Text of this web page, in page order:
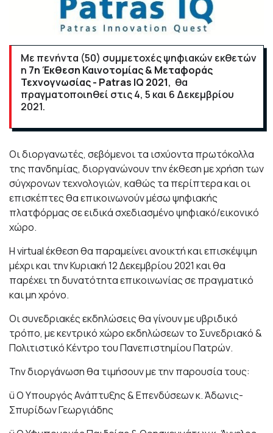
Με πενήντα (50) συμμετοχές ψηφιακών εκθετών
η 7η Έκθεση Καινοτομίας & Μεταφοράς
Τεχνογνωσίας - Patras IQ 2021, θα
πραγματοποιηθεί στις 4, 5 και 6 Δεκεμβρίου
2021.
Οι διοργανωτές, σεβόμενοι τα ισχύοντα πρωτόκολλα
της πανδημίας, διοργανώνουν την έκθεση με χρήση των
σύγχρονων τεχνολογιών, καθώς τα περίπτερα και οι
επισκέπτες θα επικοινωνούν μέσω ψηφιακής
πλατφόρμας σε ειδικά σχεδιασμένο ψηφιακό/εικονικό
χώρo.
Η virtual έκθεση θα παραμείνει ανοικτή και επισκέψιμη
μέχρι και την Κυριακή 12 Δεκεμβρίου 2021 και θα
παρέχει τη δυνατότητα επικοινωνίας σε πραγματικό
και μη χρόνο.
Οι συνεδριακές εκδηλώσεις θα γίνουν με υβριδικό
τρόπο, με κεντρικό χώρο εκδηλώσεων το Συνεδριακό &
Πολιτιστικό Κέντρο του Πανεπιστημίου Πατρών.
Την διοργάνωση θα τιμήσουν με την παρουσία τους:
ü Ο Υπουργός Ανάπτυξης & Επενδύσεων κ. Άδωνις-
Σπυρίδων Γεωργιάδης